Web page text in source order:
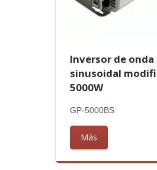
Inversor de onda
sinusoidal
5000W
GP-5000BS
Más